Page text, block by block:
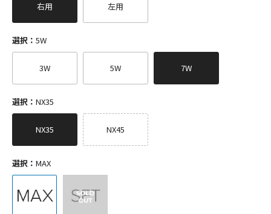
右用 左用
選択： 5W
3W 5W 7W
選択： NX35
NX35 NX45
選択： MAX